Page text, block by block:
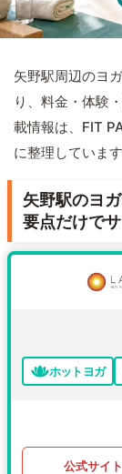
矢野駅周辺のヨ
り、料金・体験
載情報は、FIT
に整理しています
矢野駅のヨ
要点だけで
ホットヨガ
公式サイ